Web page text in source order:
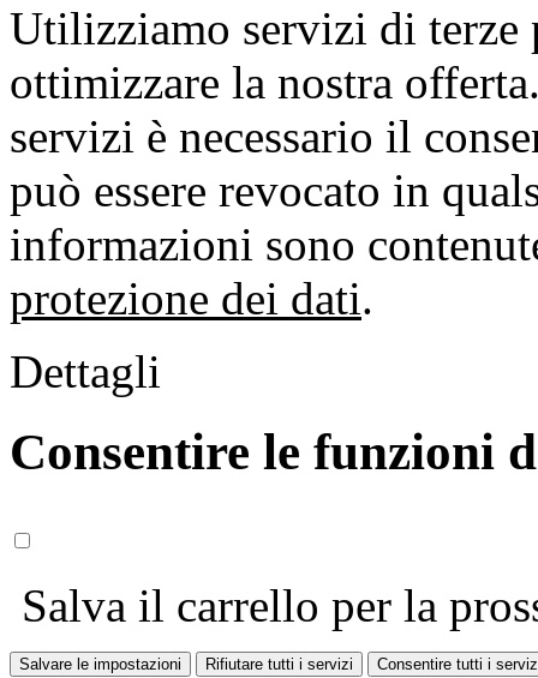
Utilizziamo servizi di terze
ottimizzare la nostra
servizi è necessario il
può essere revocato in
informazioni sono
protezione dei dati.
Dettagli
Consentire le funzioni
Salva il carrello per la
Salvare le impostazioni Rifiutare tutti i servizi Consentire tutti i